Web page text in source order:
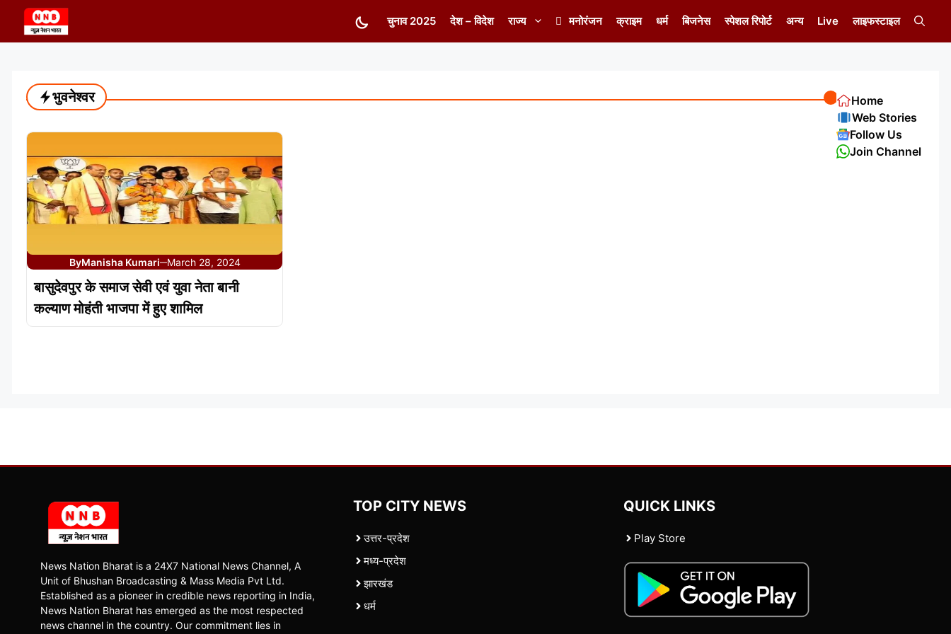
content
चुनाव 2025 देश – विदेश राज्य मनोरंजन क्राइम धर्म बिजनेस स्पेशल रिपोर्ट अन्य Live लाइफस्टाइल
भुवनेश्वर
ByManisha Kumari—March 28, 2024
बासुदेवपुर के समाज सेवी एवं युवा नेता बानी
कल्याण मोहंती भाजपा में हुए शामिल
Home
Web Stories
Follow Us
Join Channel
News Nation Bharat is a 24X7 National News Channel, A
Unit of Bhushan Broadcasting & Mass Media Pvt Ltd.
Established as a pioneer in credible news reporting in India,
News Nation Bharat has emerged as the most respected
news channel in the country. Our commitment lies in
TOP CITY NEWS
उत्तर-प्रदेश
मध्य-प्रदेश
झारखंड
धर्म
QUICK LINKS
Play Store